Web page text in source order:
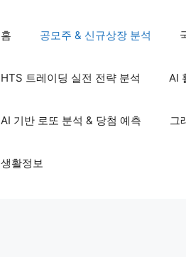
홈 공모주 & 신규상장 분석
HTS 트레이딩 실전 전략 분석 AI
AI 기반 로또 분석 & 당첨 예측 그
생활정보